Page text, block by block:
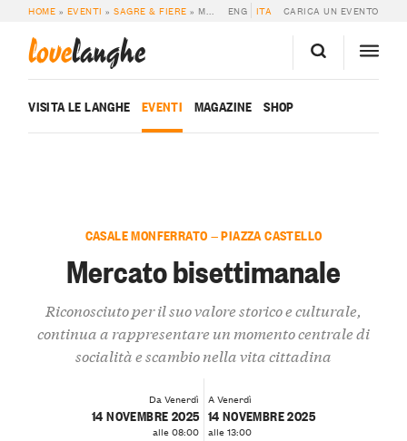
HOME » EVENTI »SAGRE & FIERE » MERCATO BISETTIMANALE ENG ITA CARICA UN EVENTO
lovelanghe
VISITA LE LANGHE EVENTI MAGAZINE SHOP
CASALE MONFERRATO — PIAZZA CASTELLO
Mercato bisettimanale
Riconosciuto per il suo valore storico e culturale,
continua a rappresentare un momento centrale di
socialità e scambio nella vita cittadina
Da Venerdì
14 NOVEMBRE 2025
alle 08:00
A Venerdì
14 NOVEMBRE 2025
alle 13:00